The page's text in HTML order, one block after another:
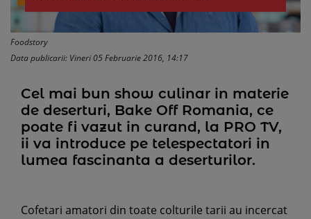
Foodstory
Data publicarii: Vineri 05 Februarie 2016, 14:17
Cel mai bun show culinar in materie
de deserturi, Bake Off Romania, ce
poate fi vazut in curand, la PRO TV,
ii va introduce pe telespectatori in
lumea fascinanta a deserturilor.
Cofetari amatori din toate colturile tarii au incercat